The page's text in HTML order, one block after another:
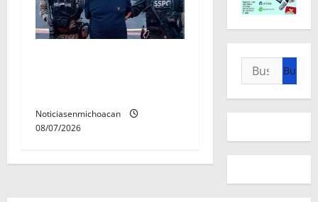
Noticiasenmichoacan
08/07/2026
Buscar: